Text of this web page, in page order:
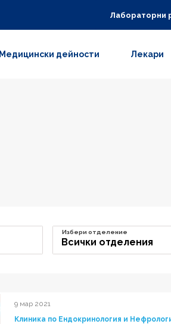
Лабораторни
Медицински дейности Лекари
Всички отделения
Избери отделение
9 мар 2021
Клиника по Ендокринология и